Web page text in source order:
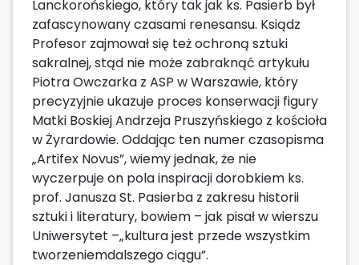
Lanckorońskiego, który tak jak ks. Pasierb był
zafascynowany czasami renesansu. Ksiądz
Profesor zajmował się też ochroną sztuki
sakralnej, stąd nie może zabraknąć artykułu
Piotra Owczarka z ASP w Warszawie, który
precyzyjnie ukazuje proces konserwacji figury
Matki Boskiej Andrzeja Pruszyńskiego z kościoła
w Żyrardowie. Oddając ten numer czasopisma
„Artifex Novus”, wiemy jednak, że nie
wyczerpuje on pola inspiracji dorobkiem ks.
prof. Janusza St. Pasierba z zakresu historii
sztuki i literatury, bowiem – jak pisał w wierszu
Uniwersytet –„kultura jest przede wszystkim
tworzeniemdalszego ciągu”.